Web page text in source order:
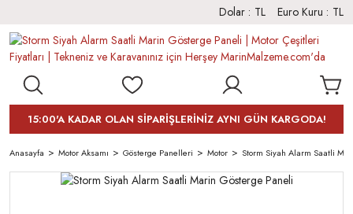
Dolar : TL Euro Kuru : TL
15:00'A KADAR OLAN SİPARİŞLERİNİZ AYNI GÜN KARGODA!
Anasayfa Motor Aksamı Gösterge Panelleri Motor Storm Siyah Alarm Saatli